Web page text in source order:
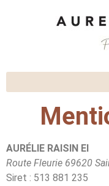
AURÉLIE RAISIN EI
Route Fleurie 69620
Siret : 513 881 235